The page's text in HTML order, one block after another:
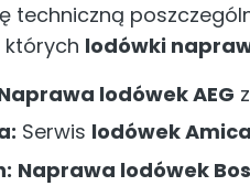
techniczną
których lodówki
lodówek AEG
Serwis lodówek Amica
Naprawa lodówek